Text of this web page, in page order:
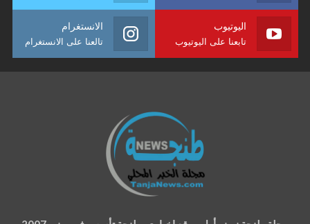
اليوتيوب
تابعنا على اليوتيوب
الانستغرام
تالعنا على الانستغرام